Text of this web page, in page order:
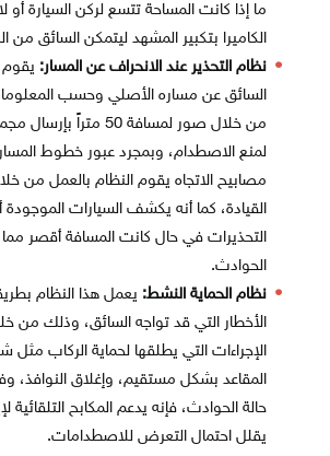
ما إذا كانت المساحة تتسع لركن السيارة أو
الكاميرا بتكبير المشهد ليتمكن السائق
نظام التحذير عند الانحراف عن المسار: يقوم
السائق عن مساره الأصلي وحسب المعلومات
من خلال صور لمسافة 50
لمنع الاصطدام، وبمجرد عبور خطوط
مصابيح الاتجاه يقوم النظام بالعمل من
القيادة، كما أنه يكشف السيارات
التحذيرات في حال كانت المسافة أقصر
الحوادث.
نظام الحماية النشط: يعمل هذا النظام
الأخطار التي قد تواجه السائق، وذلك من
الإجراءات التي يطلقها لحماية الركاب
المقاعد بشكل مستقيم، وإغلاق
حالة الحوادث، فإنه يدعم المكابح التلقائية
يقلل احتمال التعرض للاصطدامات.